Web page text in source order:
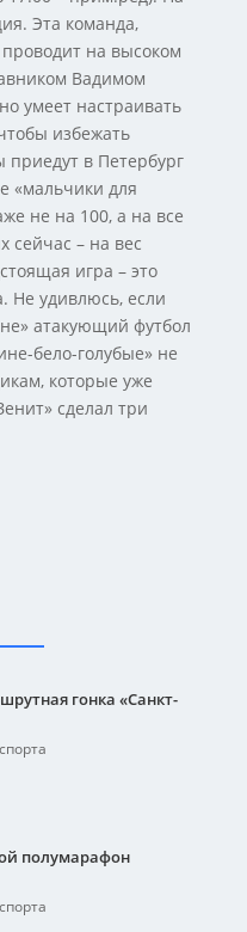
Эта команда,
на высоком
Вадимом
умеет настраивать
избежать
в Петербург
«мальчики для
не на 100, а на все
сейчас – на вес
игра – это
Не удивлюсь, если
атакующий футбол
бело-голубые» не
которые уже
сделал три
гонка «Санкт-
полумарафон